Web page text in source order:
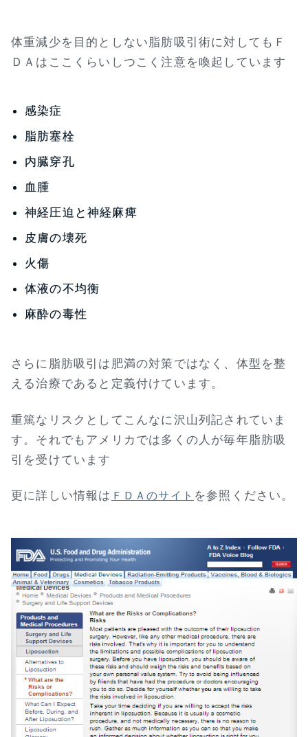
体重減少を目的としない脂肪吸引術に対してもＦ
ＤＡはここくらいしつこく注意を喚起しています
感染症
脂肪塞栓
内臓穿孔
血腫
神経圧迫と神経麻痺
皮膚の壊死
火傷
体液の不均衡
麻酔の毒性
さらに脂肪吸引は肥満の対策ではなく、体型を整
える治療であると定義付けています。
重篤なリスクとしてこんなに沢山列記されていま
す。それでもアメリカでは多くの人が毎年脂肪吸
引を受けています
更に詳しい情報は ＦＤＡのサイト を参照ください。